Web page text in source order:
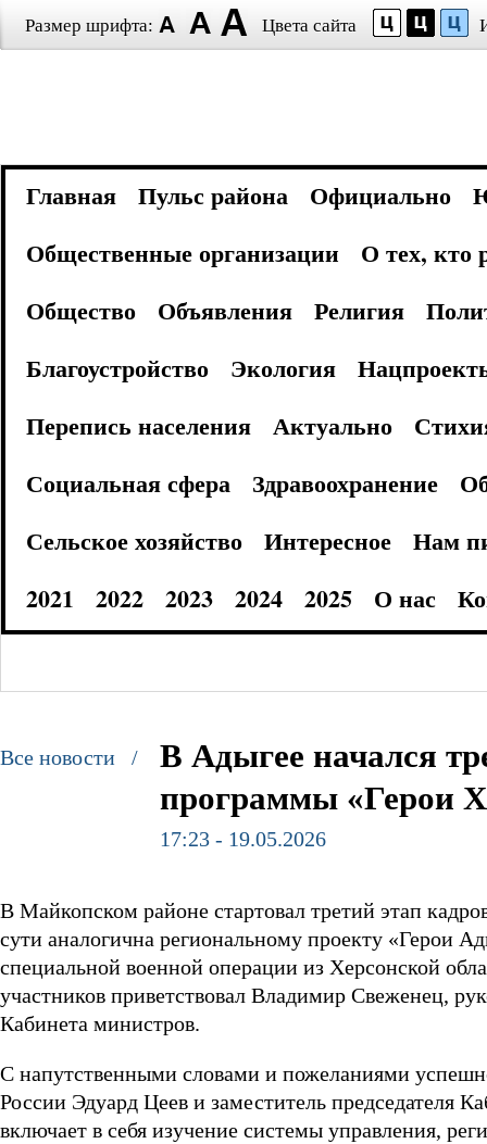
Размер шрифта: Цвета сайта
Главная Пульс района Официально
Общественные организации
О тех, кто
Общество
Объявления Религия
Благоустройство
Экология
Перепись населения
Актуально
Социальная сфера
Здравоохранение
Сельское хозяйство
Интересное
Нам
2021
2022 2023 2024 2025 О нас
Все новости /
В Адыгее начался
программы «Герои
17:23 - 19.05.2026
В Майкопском районе стартовал третий этап
сути аналогична региональному проекту «Герои
специальной военной операции из Херсонской
участников приветствовал Владимир Свеженец,
Кабинета министров.
С напутственными словами и пожеланиями
России Эдуард Цеев и заместитель председателя
включает в себя изучение системы управления,